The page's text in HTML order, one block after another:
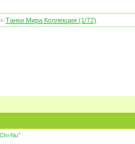
» Танки Мира Коллекция (1/72)
Nu"